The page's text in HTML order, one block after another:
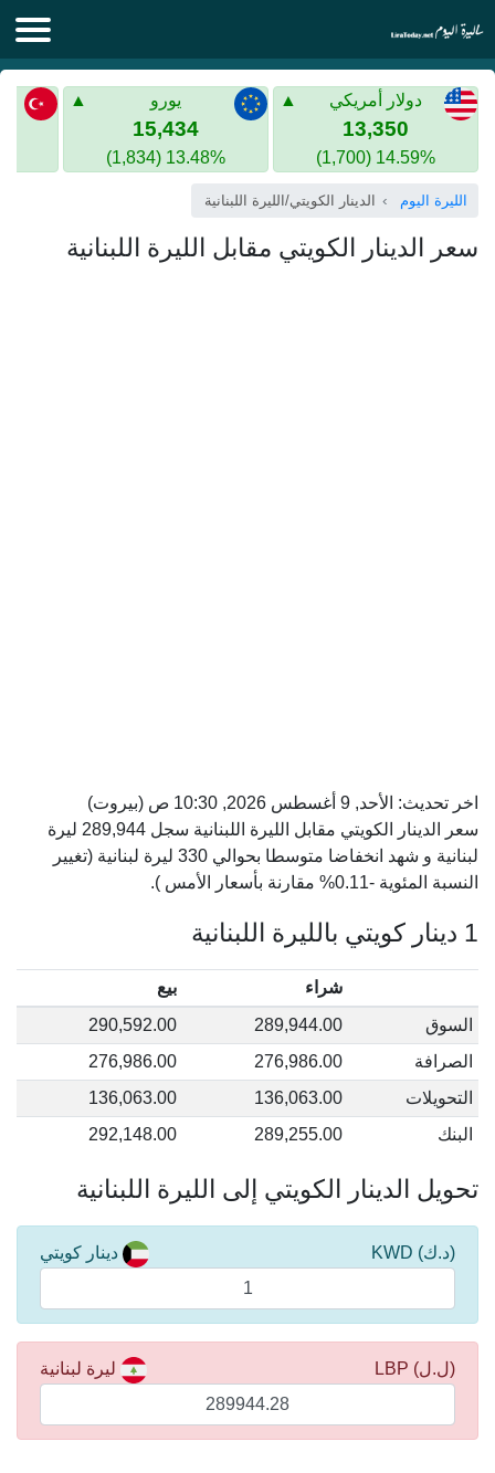
الليرة اليوم
الليرة السورية
الذهب في سوريا
الليرة التركية
الليرة التركية
الذهب في تركيا
اليورو الى الليرة التركية
دولار أمريكي
13,350
14.59% (1,700)
يورو
15,434
13.48% (1,834)
الليرة اليوم الدينار الكويتي/الليرة اللبنانية
سعر الدينار الكويتي مقابل الليرة اللبنانية
اخر تحديث: الأحد, 9 أغسطس 2026, 10:30 ص
(بيروت)
سعر الدينار الكويتي مقابل الليرة اللبنانية سجل 289,944 ليرة
لبنانية و شهد انخفاضا متوسطا بحوالي 330 ليرة لبنانية (تغيير
النسبة المئوية -0.11% مقارنة بأسعار الأمس ).
1 دينار كويتي بالليرة اللبنانية
شراء
بيع
السوق
289,944.00
290,592.00
الصرافة
276,986.00
276,986.00
التحويلات
136,063.00
136,063.00
البنك
289,255.00
292,148.00
تحويل الدينار الكويتي إلى الليرة اللبنانية
دينار كويتي (د.ك) KWD
ليرة لبنانية (ل.ل) LBP